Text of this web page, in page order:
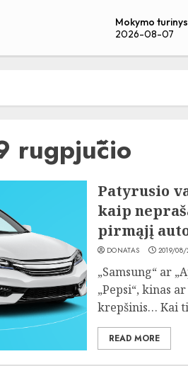
Mokymo
2026-08-07
rugpjūčio
Patyrusio
kaip
pirmąjį
DONATAS 2019/08/
„Samsung“ ar
„Pepsi“, kinas
krepšinis… Kai
READ MORE